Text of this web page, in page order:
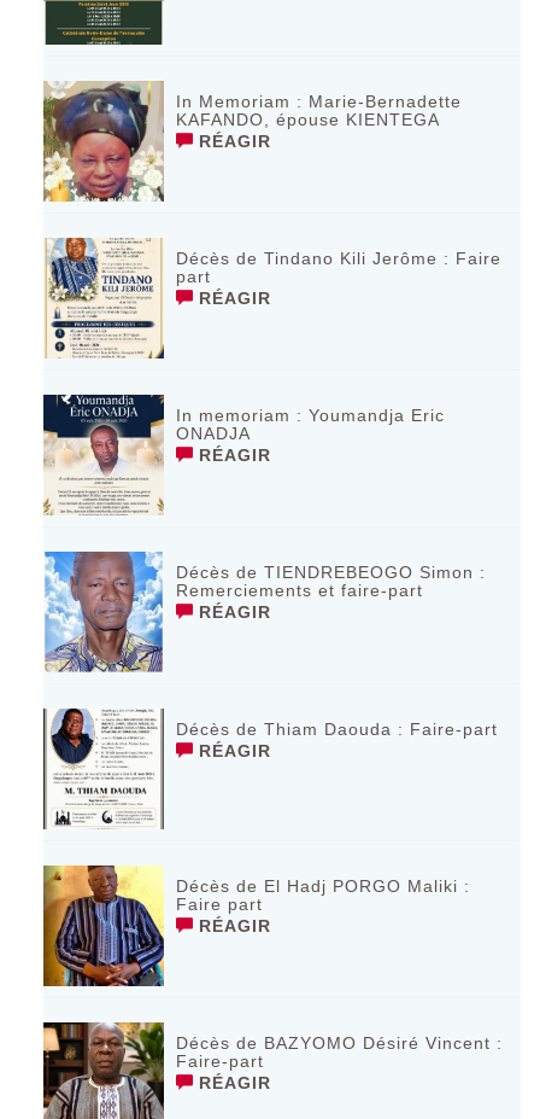
In Memoriam : Marie-Bernadette
KAFANDO, épouse KIENTEGA
RÉAGIR
Décès de Tindano Kili Jerôme : Faire
part
RÉAGIR
In memoriam : Youmandja Eric
ONADJA
RÉAGIR
Décès de TIENDREBEOGO Simon :
Remerciements et faire-part
RÉAGIR
Décès de Thiam Daouda : Faire-part
RÉAGIR
Décès de El Hadj PORGO Maliki :
Faire part
RÉAGIR
Décès de BAZYOMO Désiré Vincent :
Faire-part
RÉAGIR